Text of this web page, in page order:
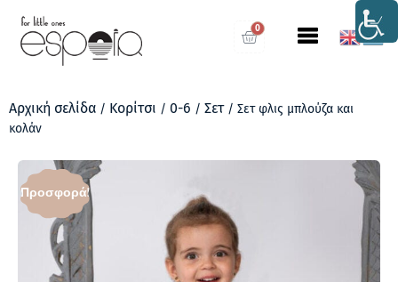
0
Αρχική σελίδα / Κορίτσι / 0-6 / Σετ/ Σετ φλις μπλούζα και
κολάν
Προσφορά!